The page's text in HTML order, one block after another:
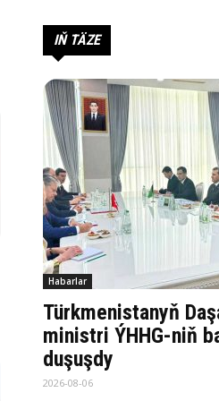
IŇ TÄZE
Habarlar
Türkmenistanyň
ministri ÝHHG-niň
duşuşdy
2026-08-06